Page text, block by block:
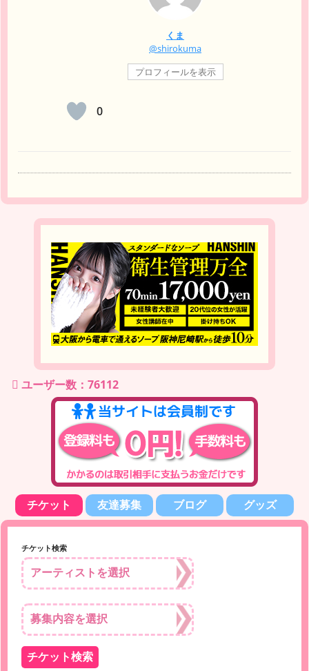
くま
@shirokuma
プロフィールを表示
0
ユーザー数：76112
チケット 友達募集 ブログ グッズ
チケット検索